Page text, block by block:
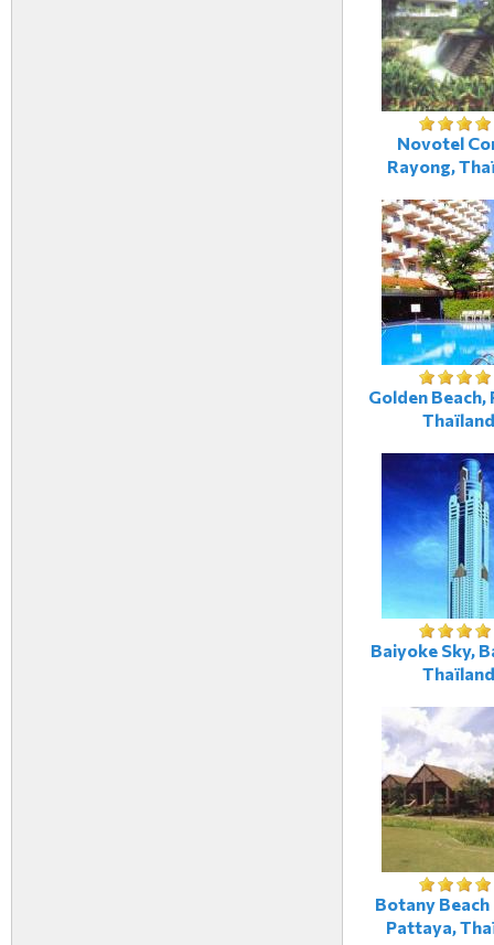
Novotel
Rayong,
Golden Beach,
Baiyoke Sky,
Botany Beach
Pattaya,